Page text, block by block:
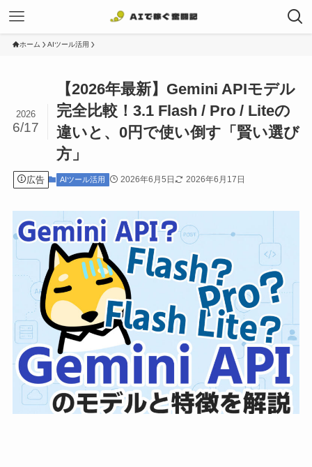
ホーム AIツール活用
【2026年最新】Gemini APIモデル
完全比較！3.1 Flash / Pro / Liteの
違いと、0円で使い倒す「賢い選び
方」
2026
6/17
広告 AIツール活用 2026年6月5日 2026年6月17日